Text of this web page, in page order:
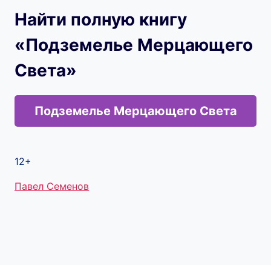
Найти полную книгу
«Подземелье Мерцающего
Света»
Подземелье Мерцающего Света
12+
Метки
Павел Семенов